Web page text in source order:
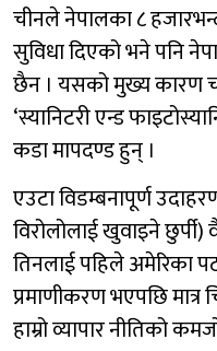
चीनले नेपालका ८
सुविधा दिएको भने पनि
छैन । यसको मुख्य कारण
‘स्यानिटरी एन्ड
कडा मापदण्ड हुन् ।
एउटा विडम्बनापूर्ण
विरोलोलाई खुवाइने
तिनलाई पहिले अमेरिका
प्रमाणीकरण भएपछि मात्र
हाम्रो व्यापार नीतिको